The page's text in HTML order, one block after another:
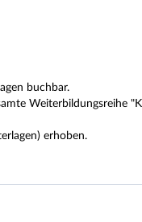
buchbar.
Weiterbildungsreihe
erhoben.